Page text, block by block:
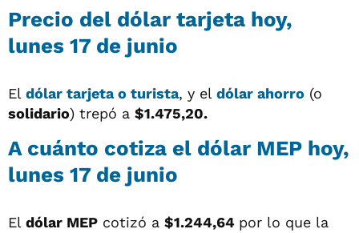
Precio del dólar tarjeta hoy,
lunes 17 de junio
El dólar tarjeta o turista, y el dólar ahorro (o
solidario) trepó a $1.475,20.
A cuánto cotiza el dólar MEP hoy,
lunes 17 de junio
El dólar MEP cotizó a $1.244,64 por lo que la